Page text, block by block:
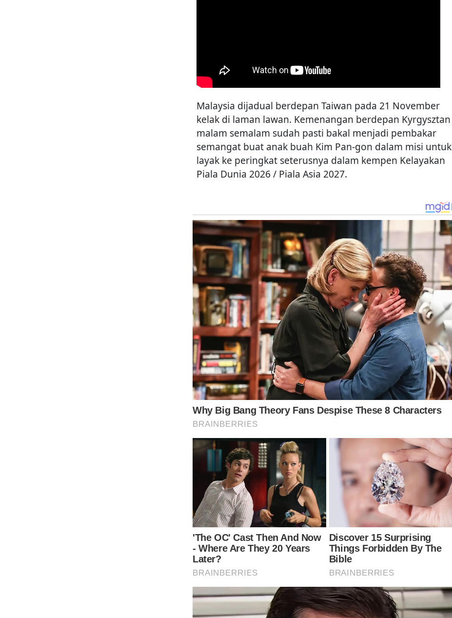
Malaysia dijadual berdepan Taiwan pada 21 November
kelak di laman lawan. Kemenangan berdepan Kyrgysztan
malam semalam sudah pasti bakal menjadi pembakar
semangat buat anak buah Kim Pan-gon dalam misi untuk
layak ke peringkat seterusnya dalam kempen Kelayakan
Piala Dunia 2026 / Piala Asia 2027.